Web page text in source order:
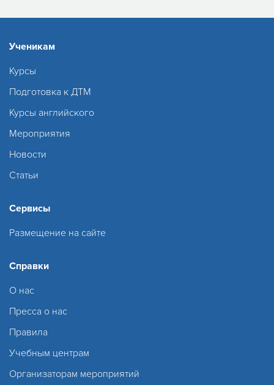
Ученикам
Курсы
Подготовка к ДТМ
Курсы английского
Мероприятия
Новости
Статьи
Сервисы
Размещение на сайте
Справки
О нас
Пресса о нас
Правила
Учебным центрам
Организаторам мероприятий